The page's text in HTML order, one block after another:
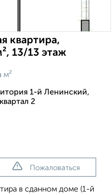
квартира,
13/13 этаж
м²
1-й Ленинский,
2
Пожаловаться
в сданном доме (1-й